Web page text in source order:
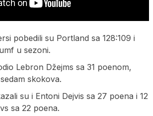
pobedili su Portland sa 128:109 i
u sezoni.
Lebron Džejms sa 31 poenom,
skokova.
su i Entoni Dejvis sa 27 poena i 12
sa 22 poena.